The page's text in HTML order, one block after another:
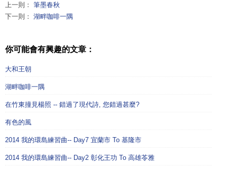
上一則： 筆墨春秋
下一則： 湖畔咖啡一隅
你可能會有興趣的文章：
大和王朝
湖畔咖啡一隅
在竹東撞見楊照 -- 錯過了現代詩, 您錯過甚麼?
有色的風
2014 我的環島練習曲-- Day7 宜蘭市 To 基隆市
2014 我的環島練習曲-- Day2 彰化王功 To 高雄苓雅